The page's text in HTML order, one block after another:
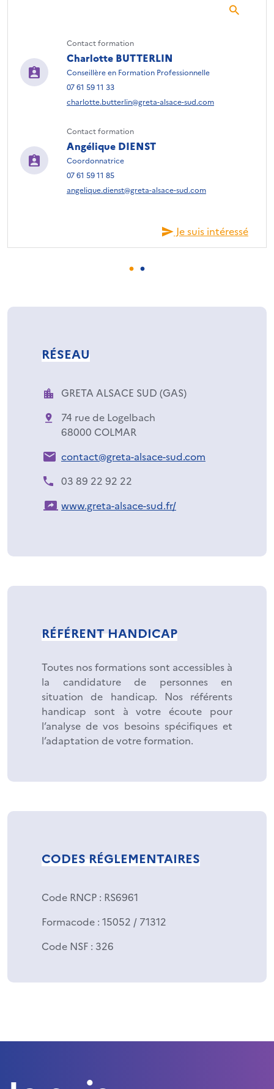
Contact formation
Charlotte BUTTERLIN
Conseillère en Formation Professionnelle
07 61 59 11 33
charlotte.butterlin@greta-alsace-sud.com
Contact formation
Angélique DIENST
Coordonnatrice
07 61 59 11 85
angelique.dienst@greta-alsace-sud.com
Je suis intéressé
RÉSEAU
GRETA ALSACE SUD (GAS)
74 rue de Logelbach
68000 COLMAR
contact@greta-alsace-sud.com
03 89 22 92 22
www.greta-alsace-sud.fr/
RÉFÉRENT HANDICAP
Toutes nos formations sont accessibles à
la candidature de personnes en
situation de handicap. Nos référents
handicap sont à votre écoute pour
l’analyse de vos besoins spécifiques et
l’adaptation de votre formation.
CODES RÉGLEMENTAIRES
Code RNCP : RS6961
Formacode : 15052 / 71312
Code NSF : 326